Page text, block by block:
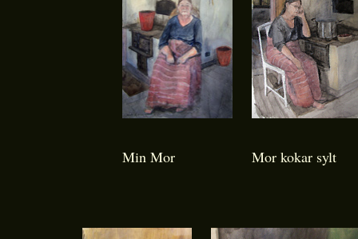
Min Mor Mor kokar sylt